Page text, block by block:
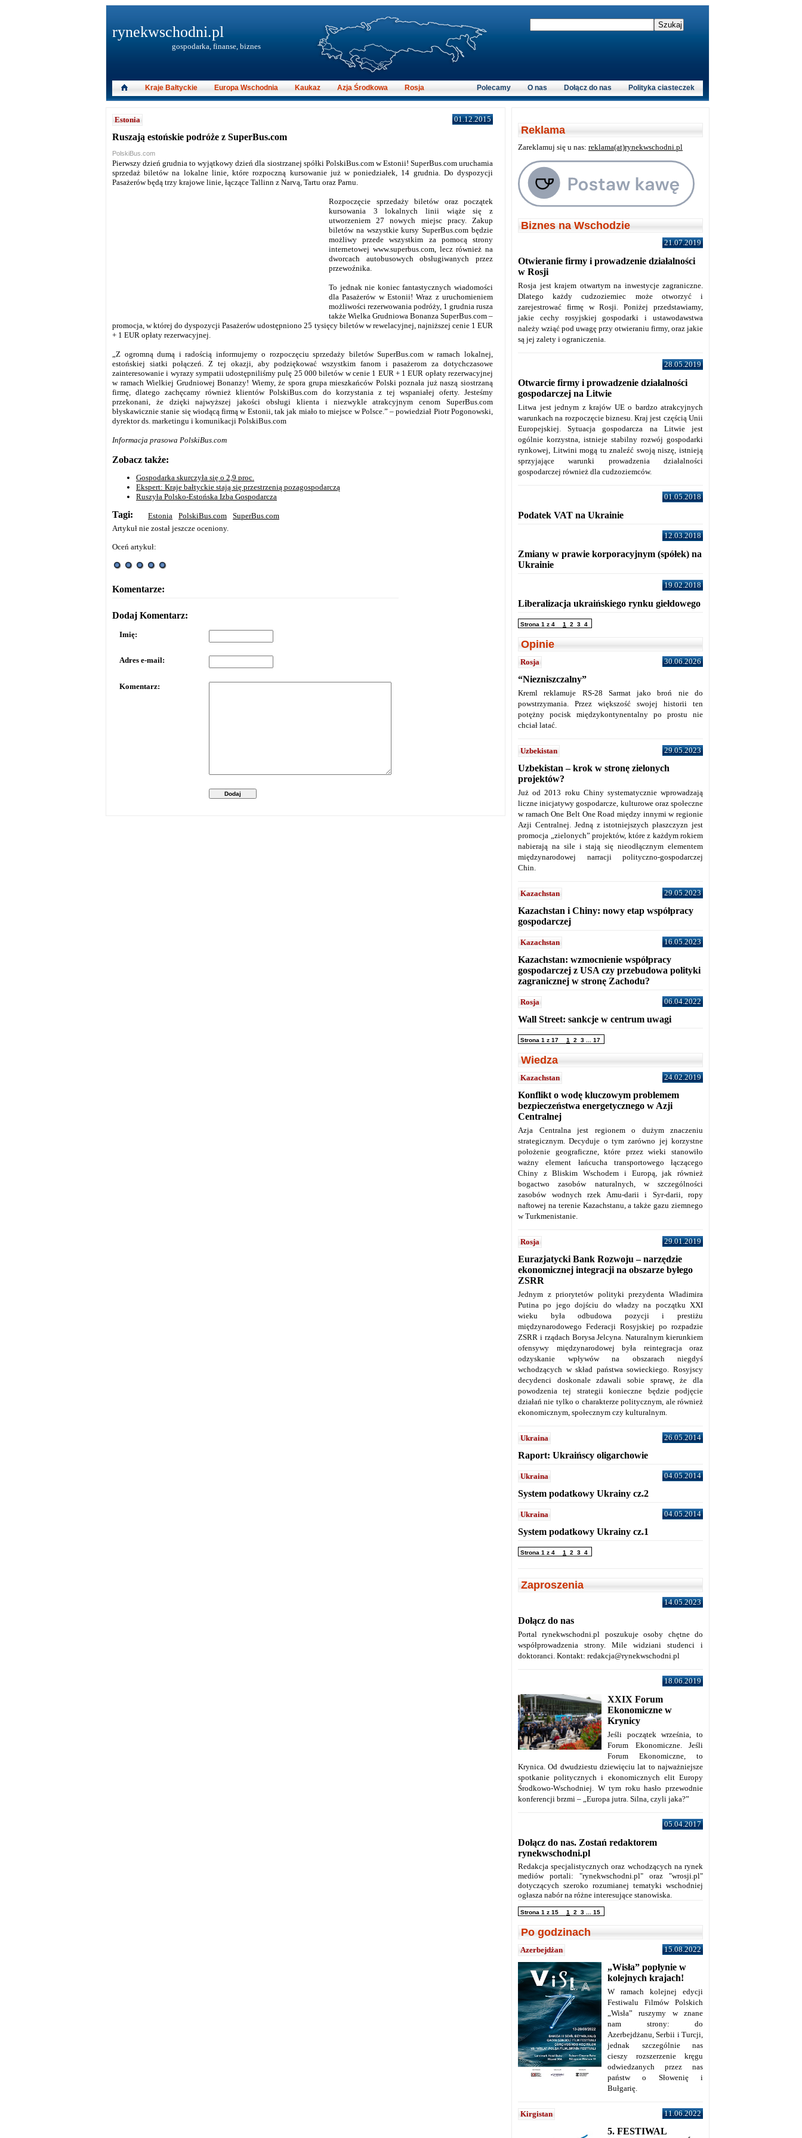
Estonia 01.12.2015
Ruszają estońskie podróże z SuperBus.com
PolskiBus.com
Pierwszy dzień grudnia to wyjątkowy dzień dla siostrzanej spółki PolskiBus.com w Estonii! SuperBus.com uruchamia
sprzedaż biletów na lokalne linie, które rozpoczną kursowanie już w poniedziałek, 14 grudnia. Do dyspozycji
Pasażerów będą trzy krajowe linie, łączące Tallinn z Narvą, Tartu oraz Parnu.
Rozpoczęcie sprzedaży biletów oraz początek
kursowania 3 lokalnych linii wiąże się z
utworzeniem 27 nowych miejsc pracy. Zakup
biletów na wszystkie kursy SuperBus.com będzie
możliwy przede wszystkim za pomocą strony
internetowej www.superbus.com, lecz również na
dworcach autobusowych obsługiwanych przez
przewoźnika.
To jednak nie koniec fantastycznych wiadomości
dla Pasażerów w Estonii! Wraz z uruchomieniem
możliwości rezerwowania podróży, 1 grudnia rusza
także Wielka Grudniowa Bonanza SuperBus.com –
promocja, w której do dyspozycji Pasażerów udostępniono 25 tysięcy biletów w rewelacyjnej, najniższej cenie 1 EUR
+ 1 EUR opłaty rezerwacyjnej.
„Z ogromną dumą i radością informujemy o rozpoczęciu sprzedaży biletów SuperBus.com w ramach lokalnej,
estońskiej siatki połączeń. Z tej okazji, aby podziękować wszystkim fanom i pasażerom za dotychczasowe
zainteresowanie i wyrazy sympatii udostępniliśmy pulę 25 000 biletów w cenie 1 EUR + 1 EUR opłaty rezerwacyjnej
w ramach Wielkiej Grudniowej Bonanzy! Wiemy, że spora grupa mieszkańców Polski poznała już naszą siostrzaną
firmę, dlatego zachęcamy również klientów PolskiBus.com do korzystania z tej wspaniałej oferty. Jesteśmy
przekonani, że dzięki najwyższej jakości obsługi klienta i niezwykle atrakcyjnym cenom SuperBus.com
błyskawicznie stanie się wiodącą firmą w Estonii, tak jak miało to miejsce w Polsce.” – powiedział Piotr Pogonowski,
dyrektor ds. marketingu i komunikacji PolskiBus.com
Informacja prasowa PolskiBus.com
Zobacz także:
Gospodarka skurczyła się o 2,9 proc.
Ekspert: Kraje bałtyckie stają się przestrzenią pozagospodarczą
Ruszyła Polsko-Estońska Izba Gospodarcza
Tagi: Estonia PolskiBus.com
SuperBus.com
Artykuł nie został jeszcze oceniony.
Oceń artykuł:
Komentarze:
Dodaj Komentarz:
Imię:
Adres e-mail:
Komentarz:
Dodaj
rynekwschodni.pl
gospodarka, finanse, biznes
Kraje Bałtyckie Europa Wschodnia Kaukaz Azja Środkowa Rosja Polityka ciasteczek
Dołącz do nas
O nas
Polecamy
Reklama
Zareklamuj się u nas: reklama(at)rynekwschodni.pl
Biznes na Wschodzie
21.07.2019
Otwieranie firmy i prowadzenie działalności
w Rosji
Rosja jest krajem otwartym na inwestycje zagraniczne.
Dlatego każdy cudzoziemiec może otworzyć i
zarejestrować firmę w Rosji. Poniżej przedstawiamy,
jakie cechy rosyjskiej gospodarki i ustawodawstwa
należy wziąć pod uwagę przy otwieraniu firmy, oraz jakie
są jej zalety i ograniczenia.
28.05.2019
Otwarcie firmy i prowadzenie działalności
gospodarczej na Litwie
Litwa jest jednym z krajów UE o bardzo atrakcyjnych
warunkach na rozpoczęcie biznesu. Kraj jest częścią Unii
Europejskiej. Sytuacja gospodarcza na Litwie jest
ogólnie korzystna, istnieje stabilny rozwój gospodarki
rynkowej, Litwini mogą tu znaleźć swoją niszę, istnieją
sprzyjające warunki prowadzenia działalności
gospodarczej również dla cudzoziemców.
01.05.2018
Podatek VAT na Ukrainie
12.03.2018
Zmiany w prawie korporacyjnym (spółek) na
Ukrainie
19.02.2018
Liberalizacja ukraińskiego rynku giełdowego
Strona 1 z 4 1 2 3 4
Opinie
Rosja 30.06.2026
“Niezniszczalny”
Kreml reklamuje RS-28 Sarmat jako broń nie do
powstrzymania. Przez większość swojej historii ten
potężny pocisk międzykontynentalny po prostu nie
chciał latać.
Uzbekistan 29.05.2023
Uzbekistan – krok w stronę zielonych
projektów?
Już od 2013 roku Chiny systematycznie wprowadzają
liczne inicjatywy gospodarcze, kulturowe oraz społeczne
w ramach One Belt One Road między innymi w regionie
Azji Centralnej. Jedną z istotniejszych płaszczyzn jest
promocja „zielonych” projektów, które z każdym rokiem
nabierają na sile i stają się nieodłącznym elementem
międzynarodowej narracji polityczno-gospodarczej
Chin.
Kazachstan 29.05.2023
Kazachstan i Chiny: nowy etap współpracy
gospodarczej
Kazachstan 16.05.2023
Kazachstan: wzmocnienie współpracy
gospodarczej z USA czy przebudowa polityki
zagranicznej w stronę Zachodu?
Rosja 06.04.2022
Wall Street: sankcje w centrum uwagi
Strona 1 z 17 1 2 3 17
Wiedza
Kazachstan 24.02.2019
Konflikt o wodę kluczowym problemem
bezpieczeństwa energetycznego w Azji
Centralnej
Azja Centralna jest regionem o dużym znaczeniu
strategicznym. Decyduje o tym zarówno jej korzystne
położenie geograficzne, które przez wieki stanowiło
ważny element łańcucha transportowego łączącego
Chiny z Bliskim Wschodem i Europą, jak również
bogactwo zasobów naturalnych, w szczególności
zasobów wodnych rzek Amu-darii i Syr-darii, ropy
naftowej na terenie Kazachstanu, a także gazu ziemnego
w Turkmenistanie.
Rosja 29.01.2019
Eurazjatycki Bank Rozwoju – narzędzie
ekonomicznej integracji na obszarze byłego
ZSRR
Jednym z priorytetów polityki prezydenta Władimira
Putina po jego dojściu do władzy na początku XXI
wieku była odbudowa pozycji i prestiżu
międzynarodowego Federacji Rosyjskiej po rozpadzie
ZSRR i rządach Borysa Jelcyna. Naturalnym kierunkiem
ofensywy międzynarodowej była reintegracja oraz
odzyskanie wpływów na obszarach niegdyś
wchodzących w skład państwa sowieckiego. Rosyjscy
decydenci doskonale zdawali sobie sprawę, że dla
powodzenia tej strategii konieczne będzie podjęcie
działań nie tylko o charakterze politycznym, ale również
ekonomicznym, społecznym czy kulturalnym.
Ukraina 26.05.2014
Raport: Ukraińscy oligarchowie
Ukraina 04.05.2014
System podatkowy Ukrainy cz.2
Ukraina 04.05.2014
System podatkowy Ukrainy cz.1
Strona 1 z 4 1 2 3 4
Zaproszenia
14.05.2023
Dołącz do nas
Portal rynekwschodni.pl poszukuje osoby chętne do
współprowadzenia strony. Mile widziani studenci i
doktoranci. Kontakt: redakcja@rynekwschodni.pl
18.06.2019
XXIX Forum
Ekonomiczne w
Krynicy
Jeśli początek września, to
Forum Ekonomiczne. Jeśli
Forum Ekonomiczne, to
Krynica. Od dwudziestu dziewięciu lat to najważniejsze
spotkanie politycznych i ekonomicznych elit Europy
Środkowo-Wschodniej. W tym roku hasło przewodnie
konferencji brzmi – „Europa jutra. Silna, czyli jaka?”
05.04.2017
Dołącz do nas. Zostań redaktorem
rynekwschodni.pl
Redakcja specjalistycznych oraz wchodzących na rynek
mediów portali: "rynekwschodni.pl" oraz "wrosji.pl"
dotyczących szeroko rozumianej tematyki wschodniej
ogłasza nabór na różne interesujące stanowiska.
Strona 1 z 15 1 2 3 15
Po godzinach
Azerbejdżan 15.08.2022
„Wisła” popłynie w
kolejnych krajach!
W ramach kolejnej edycji
Festiwalu Filmów Polskich
„Wisła” ruszymy w znane
nam strony: do
Azerbejdżanu, Serbii i Turcji,
jednak szczególnie nas
cieszy rozszerzenie kręgu
odwiedzanych przez nas
państw o Słowenię i
Bułgarię.
Kirgistan 11.06.2022
5. FESTIWAL